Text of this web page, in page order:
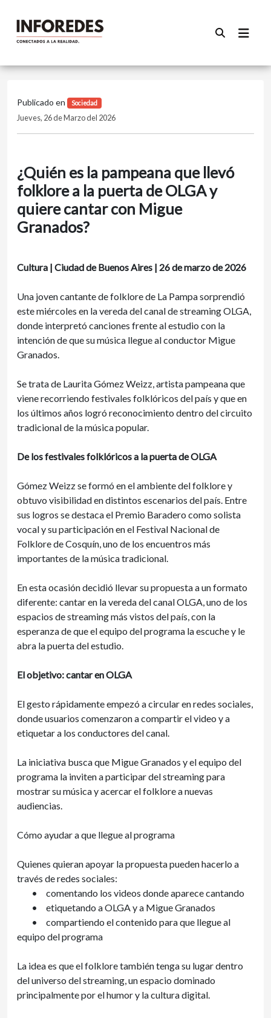
Publicado en Sociedad
Jueves, 26 de Marzo del 2026
¿Quién es la pampeana que llevó
folklore a la puerta de OLGA y
quiere cantar con Migue
Granados?
Cultura | Ciudad de Buenos Aires | 26 de marzo de 2026
Una joven cantante de folklore de La Pampa sorprendió
este miércoles en la vereda del canal de streaming OLGA,
donde interpretó canciones frente al estudio con la
intención de que su música llegue al conductor Migue
Granados.
Se trata de Laurita Gómez Weizz, artista pampeana que
viene recorriendo festivales folklóricos del país y que en
los últimos años logró reconocimiento dentro del circuito
tradicional de la música popular.
De los festivales folklóricos a la puerta de OLGA
Gómez Weizz se formó en el ambiente del folklore y
obtuvo visibilidad en distintos escenarios del país. Entre
sus logros se destaca el Premio Baradero como solista
vocal y su participación en el Festival Nacional de
Folklore de Cosquín, uno de los encuentros más
importantes de la música tradicional.
En esta ocasión decidió llevar su propuesta a un formato
diferente: cantar en la vereda del canal OLGA, uno de los
espacios de streaming más vistos del país, con la
esperanza de que el equipo del programa la escuche y le
abra la puerta del estudio.
El objetivo: cantar en OLGA
El gesto rápidamente empezó a circular en redes sociales,
donde usuarios comenzaron a compartir el video y a
etiquetar a los conductores del canal.
La iniciativa busca que Migue Granados y el equipo del
programa la inviten a participar del streaming para
mostrar su música y acercar el folklore a nuevas
audiencias.
Cómo ayudar a que llegue al programa
Quienes quieran apoyar la propuesta pueden hacerlo a
través de redes sociales:
•
comentando los videos donde aparece cantando
•
etiquetando a OLGA y a Migue Granados
•
compartiendo el contenido para que llegue al
equipo del programa
La idea es que el folklore también tenga su lugar dentro
del universo del streaming, un espacio dominado
principalmente por el humor y la cultura digital.